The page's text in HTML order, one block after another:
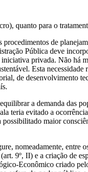
quanto para o
de
Pública deve
privada. Não
Esta
de desenvolvimento
a demanda das
teria evitado a
maior
nomeadamente, entre
9º, II) e a criação de
Econômico criado